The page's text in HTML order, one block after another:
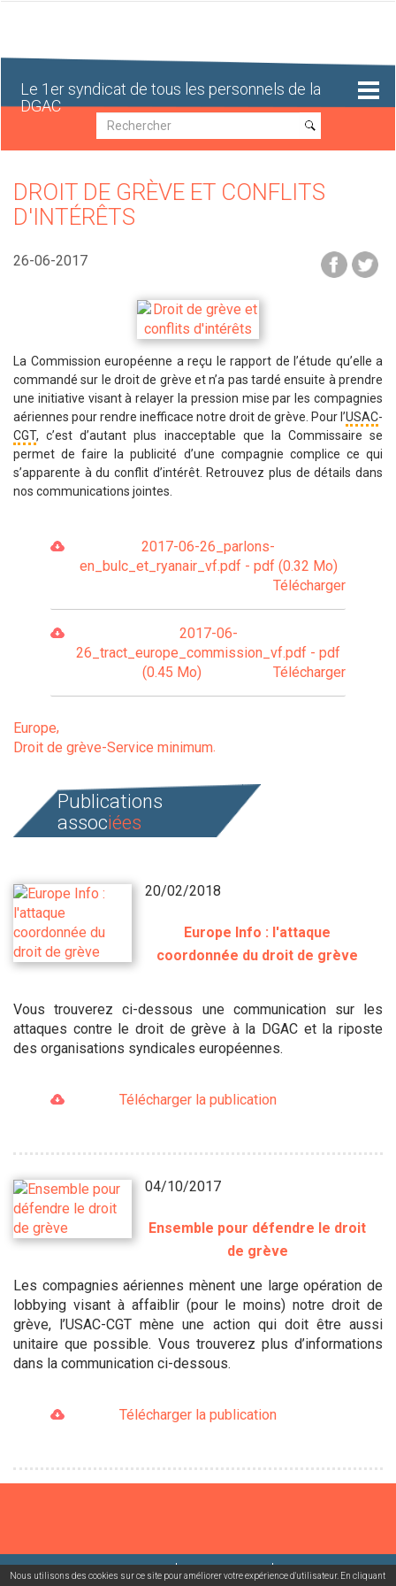
Le 1er syndicat de tous les personnels de la
DGAC
Recherche
Recherche
DROIT DE GRÈVE ET CONFLITS
D'INTÉRÊTS
26-06-2017
La Commission européenne a reçu le rapport de l’étude qu’elle a
commandé sur le droit de grève et n’a pas tardé ensuite à prendre
une initiative visant à relayer la pression mise par les compagnies
aériennes pour rendre inefficace notre droit de grève. Pour l’USAC-
CGT, c’est d’autant plus inacceptable que la Commissaire se
permet de faire la publicité d’une compagnie complice ce qui
s’apparente à du conflit d’intérêt. Retrouvez plus de détails dans
nos communications jointes.
2017-06-26_parlons-
en_bulc_et_ryanair_vf.pdf - pdf (0.32 Mo)
Télécharger
2017-06-
26_tract_europe_commission_vf.pdf - pdf
(0.45 Mo)
Télécharger
Europe
Droit de grève-Service minimum
Publications
associées
20/02/2018
Europe Info : l'attaque
coordonnée du droit de grève
Vous trouverez ci-dessous une communication sur les
attaques contre le droit de grève à la DGAC et la riposte
des organisations syndicales européennes.
Télécharger la publication
04/10/2017
Ensemble pour défendre le droit
de grève
Les compagnies aériennes mènent une large opération de
lobbying visant à affaiblir (pour le moins) notre droit de
grève, l’USAC-CGT mène une action qui doit être aussi
unitaire que possible. Vous trouverez plus d’informations
dans la communication ci-dessous.
Télécharger la publication
©2026 USACcgt Mentions légales Contact
Nous utilisons des cookies sur ce site pour améliorer votre expérience d'utilisateur. En cliquant